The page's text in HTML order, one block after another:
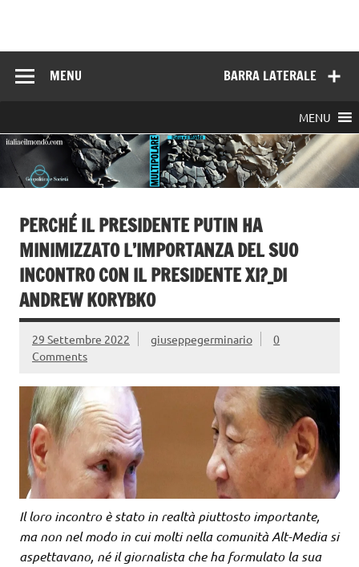
BARRA LATERALE
MENU
MENU
PERCHÉ IL PRESIDENTE PUTIN HA
MINIMIZZATO L’IMPORTANZA DEL SUO
INCONTRO CON IL PRESIDENTE XI?_DI
ANDREW KORYBKO
29 Settembre 2022 giuseppegerminario
0
Comments
Il loro incontro è stato in realtà piuttosto importante,
ma non nel modo in cui molti nella comunità Alt-Media si
aspettavano, né il giornalista che ha formulato la sua